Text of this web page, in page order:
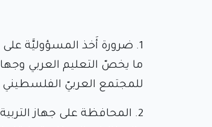
1. ضرورة أَخذ المسؤوليَّة
ما يخصّ التعليم العربي
للمجتمع العربيّ الفلسطيني
2. المحافظة على جهاز